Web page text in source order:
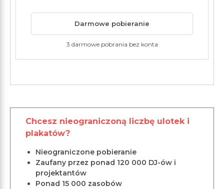
Darmowe pobieranie
3 darmowe pobrania bez konta
Chcesz nieograniczoną liczbę ulotek i
plakatów?
Nieograniczone pobieranie
Zaufany przez ponad 120 000 DJ-ów i
projektantów
Ponad 15 000 zasobów